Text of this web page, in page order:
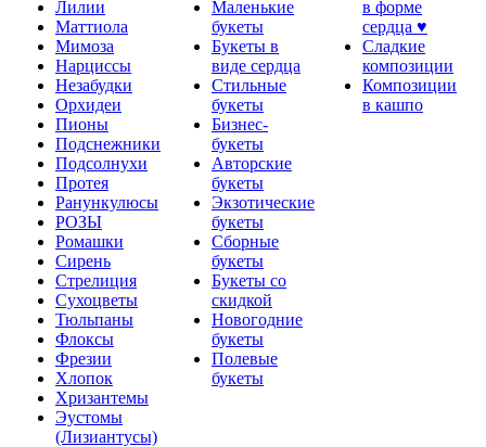
Лилии
Маттиола
Мимоза
Нарциссы
Незабудки
Орхидеи
Пионы
Подснежники
Подсолнухи
Протея
Ранункулюсы
РОЗЫ
Ромашки
Сирень
Стрелиция
Сухоцветы
Тюльпаны
Флоксы
Фрезии
Хлопок
Хризантемы
Эустомы
(Лизиантусы)
Маленькие
букеты
Букеты в
виде сердца
Стильные
букеты
Бизнес-
букеты
Авторские
букеты
Экзотические
букеты
Сборные
букеты
Букеты со
скидкой
Новогодние
букеты
Полевые
букеты
в форме
сердца ♥
Сладкие
композиции
Композиции
в кашпо